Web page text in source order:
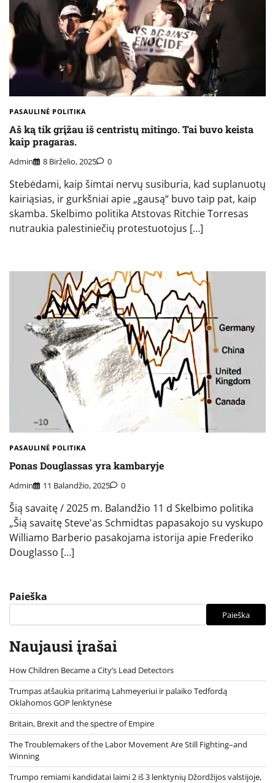
PASAULINĖ POLITIKA
Aš ką tik grįžau iš centristų mitingo. Tai buvo keista
kaip pragaras.
Admin 8 Birželio, 2025 0
Stebėdami, kaip šimtai nervų susiburia, kad suplanuotų
kairiąsias, ir gurkšniai apie „gausą“ buvo taip pat, kaip
skamba. Skelbimo politika Atstovas Ritchie Torresas
nutraukia palestiniečių protestuotojus […]
PASAULINĖ POLITIKA
Ponas Douglassas yra kambaryje
Admin 11 Balandžio, 2025 0
Šią savaitę / 2025 m. Balandžio 11 d Skelbimo politika
„Šią savaitę Steve'as Schmidtas papasakojo su vyskupo
Williamo Barberio pasakojama istorija apie Frederiko
Douglasso […]
Paieška
Paieška
Naujausi įrašai
How Children Became a City’s Lead Detectors
Trumpas atšaukia pritarimą Lahmeyeriui ir palaiko Tedfordą
Oklahomos GOP lenktynėse
Britain, Brexit and the spectre of Empire
The Troublemakers of the Labor Movement Are Still Fighting–and
Winning
Trumpo remiami kandidatai laimi 2 iš 3 lenktynių Džordžijos valstijoje,